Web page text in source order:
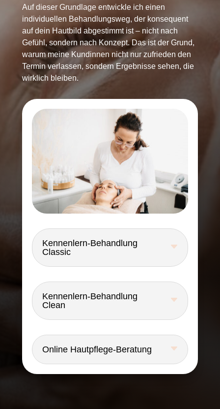
Auf dieser Grundlage entwickle ich einen
individuellen Behandlungsweg, der konsequent
auf dein Hautbild abgestimmt ist – nicht nach
Gefühl, sondern nach Konzept. Das ist der Grund,
warum meine Kundinnen nicht nur zufrieden den
Termin verlassen, sondern Ergebnisse sehen, die
wirklich bleiben.
Kennenlern-Behandlung
Classic
Kennenlern-Behandlung
Clean
Online Hautpflege-Beratung